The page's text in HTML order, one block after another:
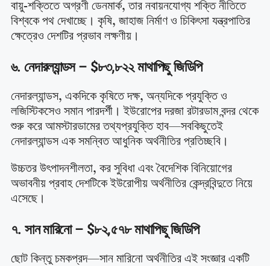
বায়ু-শক্তিতে অগ্রণী ডেনমার্ক, তার নবায়নযোগ্য শক্তি নীতিতে
বিশ্বকে পথ দেখাচ্ছে। কৃষি, জাহাজ নির্মাণ ও চিকিৎসা যন্ত্রপাতির
ক্ষেত্রেও দেশটির প্রভাব লক্ষণীয়।
৬. নেদারল্যান্ডস – $৮৩,৮২২ মাথাপিছু জিডিপি
নেদারল্যান্ডস, একদিকে কৃষিতে দক্ষ, অন্যদিকে প্রযুক্তি ও
লজিস্টিকসেও সমান পারদর্শী। ইউরোপের দরজা রটারডাম বন্দর থেকে
শুরু করে আমস্টারডামের তথ্যপ্রযুক্তি হাব—সবকিছুতেই
নেদারল্যান্ডস এক সমন্বিত আধুনিক অর্থনীতির প্রতিচ্ছবি।
উচ্চতর উৎপাদনশীলতা, কর সুবিধা এবং বৈদেশিক বিনিয়োগের
অভাবনীয় প্রবাহ দেশটিকে ইউরোপীয় অর্থনীতির কেন্দ্রবিন্দুতে নিয়ে
এসেছে।
৭. সান মারিনো – $৮২,৫৭৮ মাথাপিছু জিডিপি
ছোট কিন্তু চমকপ্রদ—সান মারিনো অর্থনীতির এই সংজ্ঞার একটি